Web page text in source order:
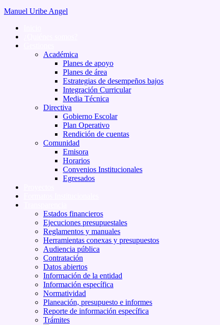
Manuel Uribe Angel
Académica
Planes de apoyo
Planes de área
Estrategias de desempeños bajos
Integración Curricular
Media Técnica
Directiva
Gobierno Escolar
Plan Operativo
Rendición de cuentas
Comunidad
Emisora
Horarios
Convenios Institucionales
Egresados
Estados financieros
Ejecuciones presupuestales
Reglamentos y manuales
Herramientas conexas y presupuestos
Audiencia pública
Contratación
Datos abiertos
Información de la entidad
Información específica
Normatividad
Planeación, presupuesto e informes
Reporte de información específica
Trámites